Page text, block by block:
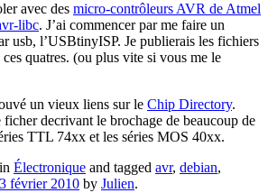
avec des micro-contrôleurs AVR de Atmel
libc. J’ai commencer par me faire un
usb, l’USBtinyISP. Je publierais les fichiers
quatres. (ou plus vite si vous me le
un vieux liens sur le Chip Directory.
ficher decrivant le brochage de beaucoup de
TTL 74xx et les séries MOS 40xx.
Électronique and tagged avr, debian,
3 février 2010 by Julien.